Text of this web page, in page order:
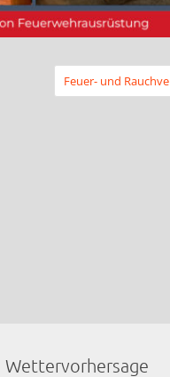
Feuer- und
Wettervorhersage